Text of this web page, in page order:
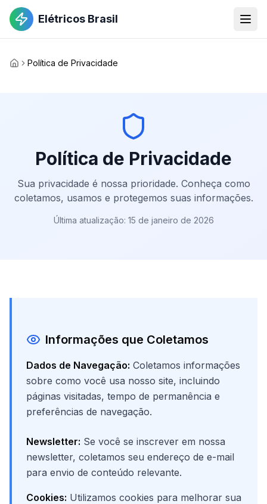
Elétricos Brasil
Política de Privacidade
Política de Privacidade
Sua privacidade é nossa prioridade. Conheça como
coletamos, usamos e protegemos suas informações.
Última atualização: 15 de janeiro de 2026
Informações que Coletamos
Dados de Navegação: Coletamos informações
sobre como você usa nosso site, incluindo
páginas visitadas, tempo de permanência e
preferências de navegação.
Newsletter: Se você se inscrever em nossa
newsletter, coletamos seu endereço de e-mail
para envio de conteúdo relevante.
Cookies: Utilizamos cookies para melhorar sua